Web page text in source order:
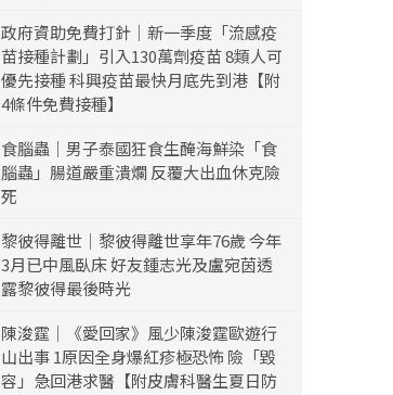
政府資助免費打針｜新一季度「流感疫
苗接種計劃」引入130萬劑疫苗 8類人可
優先接種 科興疫苗最快月底先到港【附
4條件免費接種】
食腦蟲｜男子泰國狂食生醃海鮮染「食
腦蟲」腸道嚴重潰爛 反覆大出血休克險
死
黎彼得離世｜黎彼得離世享年76歲 今年
3月已中風臥床 好友鍾志光及盧宛茵透
露黎彼得最後時光
陳浚霆｜《愛回家》風少陳浚霆歐遊行
山出事 1原因全身爆紅疹極恐怖 險「毀
容」急回港求醫【附皮膚科醫生夏日防